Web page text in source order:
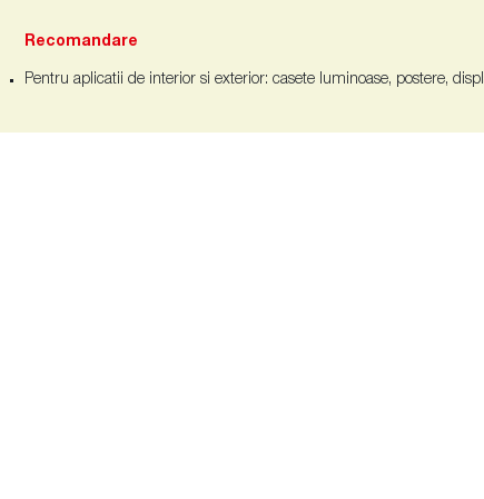
Recomandare
Pentru aplicatii de interior si exterior: casete luminoase, postere,